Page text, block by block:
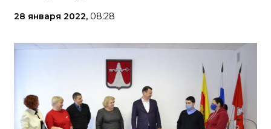
28 января 2022, 08:28